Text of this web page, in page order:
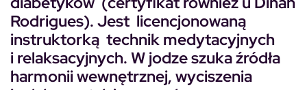
Rodrigues). Jest licencjonowaną
instruktorką technik medytacyjnych
i relaksacyjnych. W jodze szuka źródła
harmonii wewnętrznej, wyciszenia